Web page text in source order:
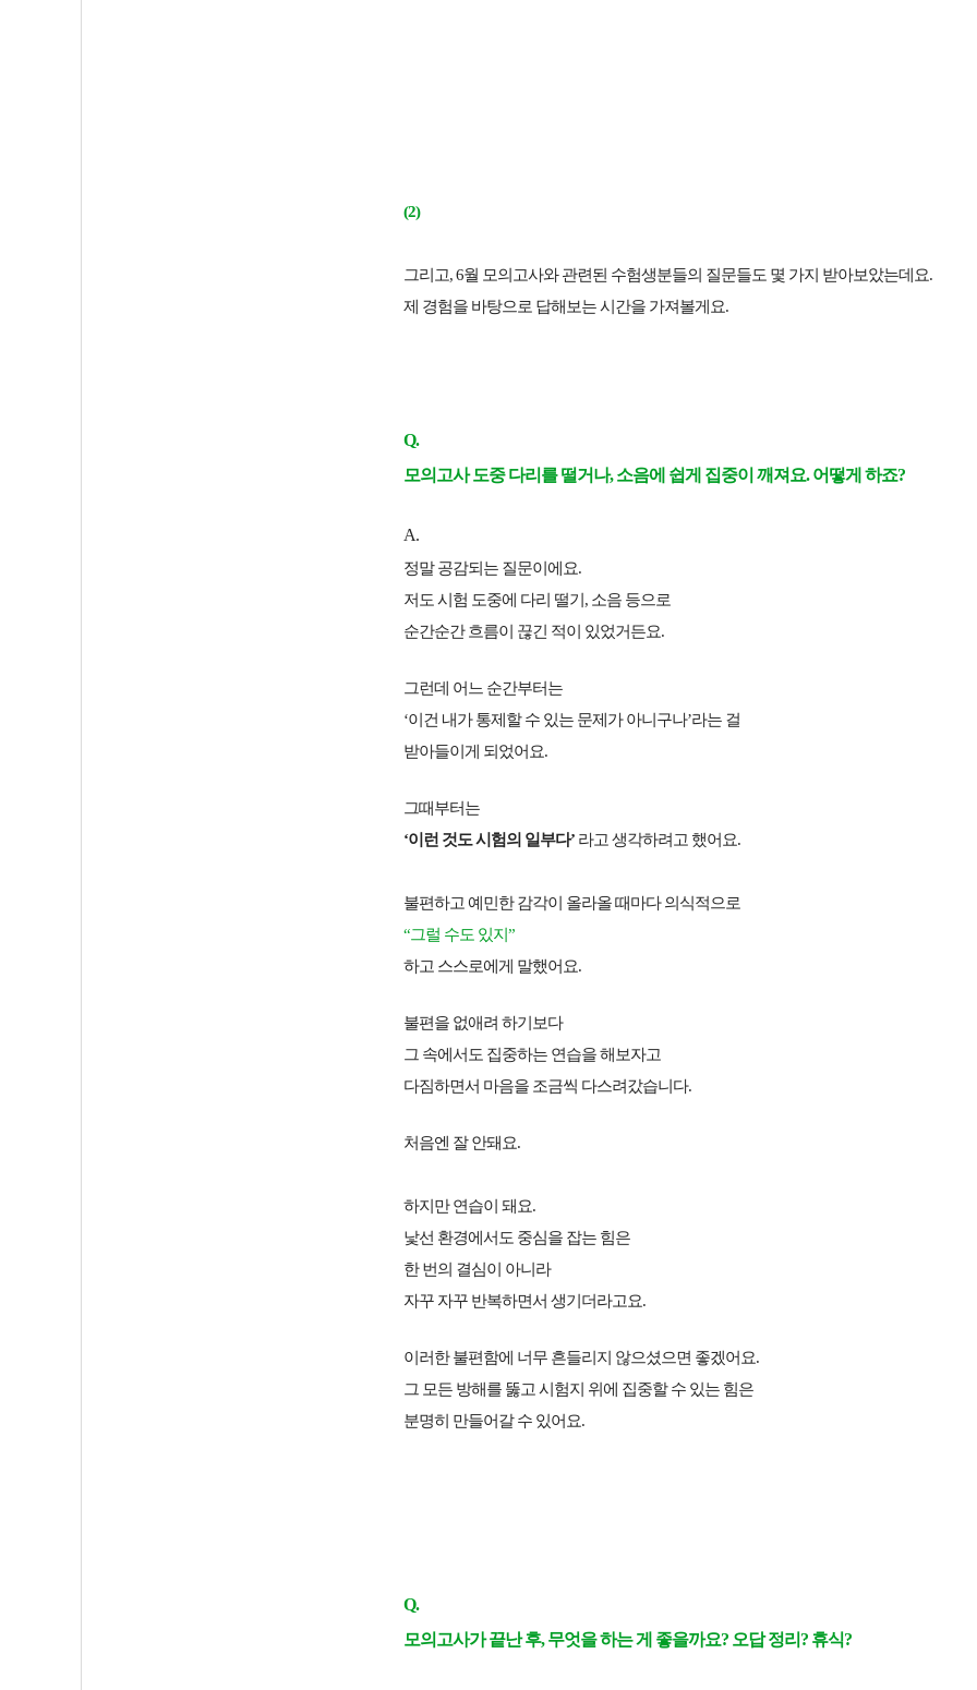
(2)
그리고, 6월 모의고사와 관련된 수험생분들의 질문들도 몇 가지 받아보았는데요.
제 경험을 바탕으로 답해보는 시간을 가져볼게요.
Q.
모의고사 도중 다리를 떨거나, 소음에 쉽게 집중이 깨져요. 어떻게 하죠?
A.
정말 공감되는 질문이에요.
저도 시험 도중에 다리 떨기, 소음 등으로
순간순간 흐름이 끊긴 적이 있었거든요.
그런데 어느 순간부터는
‘이건 내가 통제할 수 있는 문제가 아니구나’라는 걸
받아들이게 되었어요.
그때부터는
‘이런 것도 시험의 일부다’ 라고 생각하려고 했어요.
불편하고 예민한 감각이 올라올 때마다의식적으로
“그럴 수도 있지”
하고 스스로에게 말했어요.
불편을 없애려 하기보다
그 속에서도 집중하는 연습을 해보자고
다짐하면서 마음을 조금씩 다스려갔습니다.
처음엔 잘 안돼요.
하지만 연습이 돼요.
낯선 환경에서도 중심을 잡는 힘은
한 번의 결심이 아니라
자꾸 자꾸 반복하면서 생기더라고요.
이러한 불편함에 너무 흔들리지 않으셨으면 좋겠어요.
그 모든 방해를 뚫고 시험지 위에 집중할 수 있는 힘은
분명히 만들어갈 수 있어요.
Q.
모의고사가 끝난 후, 무엇을 하는 게 좋을까요? 오답 정리? 휴식?